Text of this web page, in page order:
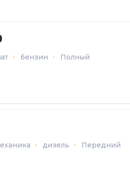
бензин Полный
дизель Передний